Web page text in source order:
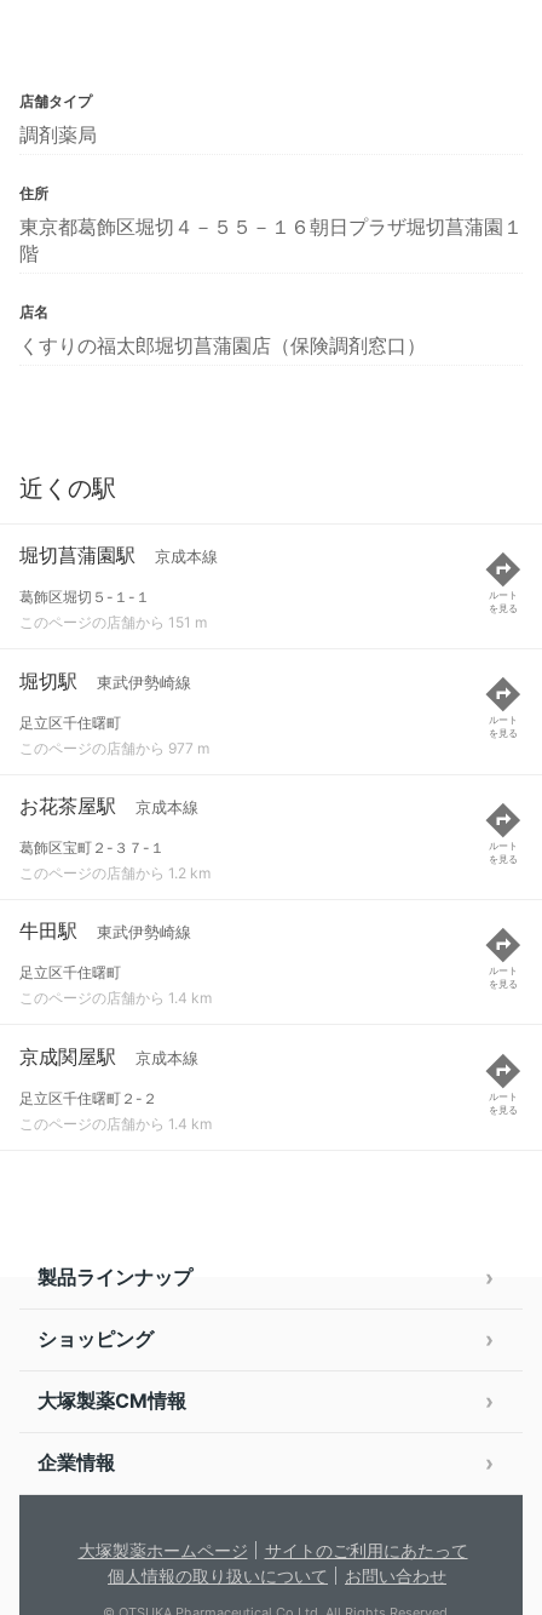
店舗タイプ
調剤薬局
住所
東京都葛飾区堀切４－５５－１６朝日プラザ堀切菖蒲園１
階
店名
くすりの福太郎堀切菖蒲園店（保険調剤窓口）
近くの駅
堀切菖蒲園駅 京成本線
葛飾区堀切５-１-１
このページの店舗から 151 m
ルート
を見る
堀切駅 東武伊勢崎線
足立区千住曙町
このページの店舗から 977 m
ルート
を見る
お花茶屋駅 京成本線
葛飾区宝町２-３７-１
このページの店舗から 1.2 km
ルート
を見る
牛田駅 東武伊勢崎線
足立区千住曙町
このページの店舗から 1.4 km
ルート
を見る
京成関屋駅 京成本線
足立区千住曙町２-２
このページの店舗から 1.4 km
ルート
を見る
製品ラインナップ
ショッピング
大塚製薬CM情報
企業情報
大塚製薬ホームページ
サイトのご利用にあたって
個人情報の取り扱いについて
お問い合わせ